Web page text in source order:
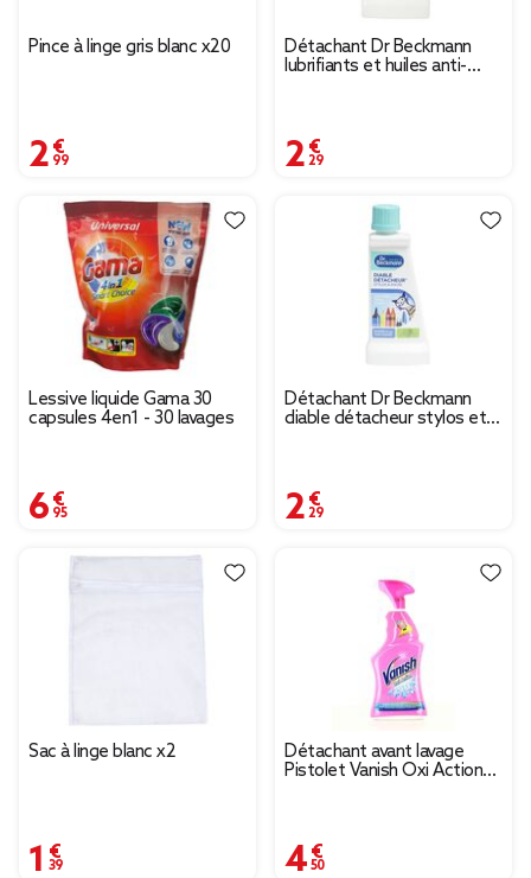
Pince à linge gris blanc x20
2,99 €
Détachant Dr Beckmann
lubrifiants et huiles anti-
2,29 €
Lessive liquide Gama 30
capsules 4en1 - 30 lavages
6,95 €
Détachant Dr Beckmann
diable détacheur stylos et
2,29 €
Sac à linge blanc x2
1,39 €
Détachant avant lavage
Pistolet Vanish Oxi Action
4,50 €